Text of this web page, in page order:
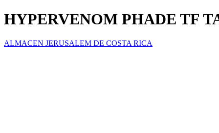
HYPERVENOM PHADE TF
ALMACEN JERUSALEM DE COSTA RICA